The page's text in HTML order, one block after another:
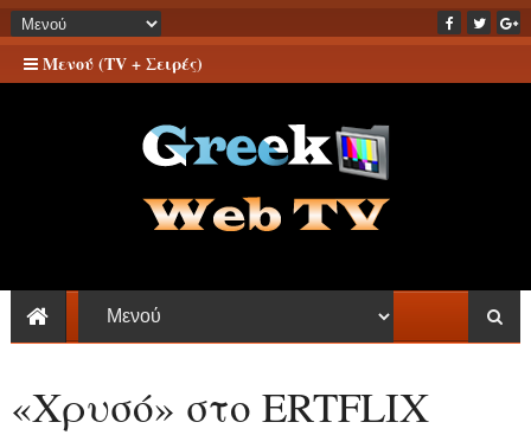
Μενού (TV + Σειρές)
«Χρυσό» στο ERTFLIX